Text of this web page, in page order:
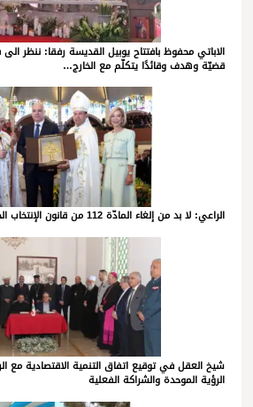
الاباتي محفوظ بافتتاح يوبيل القديسة رفقا: ننظر
قضيّة وهدف وقائدًا يتكلّم مع الخارج…
الراعي: لا بد من إلغاء المادّة 112 من قانون الإنتخاب الحاليّ لحماية الوحدة الداخليّة
شيخ العقل في توقيع اتفاق التنمية الاقتصادية مع
الرؤية الموحدة والشراكة الفعلية